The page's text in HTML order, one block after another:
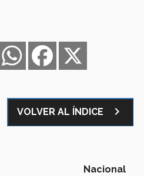
Facebook
WhatsApp
LinkedIn
VOLVER AL ÍNDICE navigate_next
Nacional